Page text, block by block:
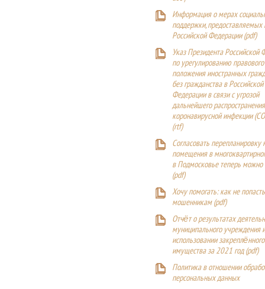
Информация о мерах
поддержки,
Российской Федерации (pdf)
Указ Президента Российской
по урегулированию правового
положения иностранных
без гражданства в Российской
Федерации в связи с угрозой
дальнейшего
коронавирусной инфекции
(rtf)
Согласовать перепланировку
помещения в
в Подмосковье теперь можно
(pdf)
Хочу помогать: как не
мошенникам (pdf)
Отчёт о результатах
муниципального учреждения
использовании
имущества за 2021 год (pdf)
Политика в отношении
персональных данных